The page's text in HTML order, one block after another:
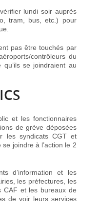
lundi soir auprès
tram, bus, etc.) pour
pas être touchés par
contrôleurs du
qu’ils se joindraient au
et les fonctionnaires
de grève déposées
les syndicats CGT et
joindre à l’action le 2
d’information et les
les préfectures, les
CAF et les bureaux de
de voir leurs services